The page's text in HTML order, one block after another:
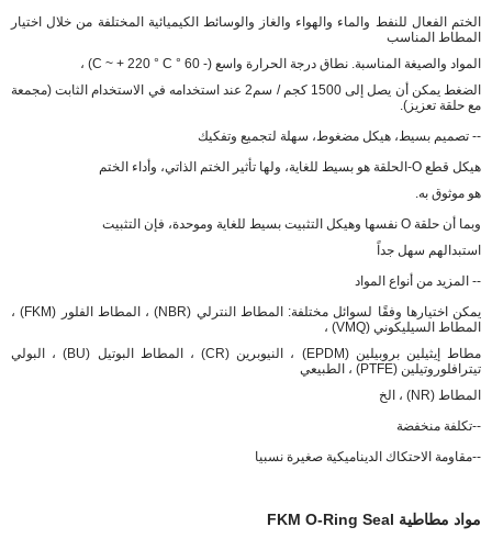
الختم الفعال للنفط والماء والهواء والغاز والوسائط الكيميائية المختلفة من خلال اختيار
المطاط المناسب
المواد والصيغة المناسبة. نطاق درجة الحرارة واسع (- 60 ° C ~ + 220 ° C) ،
الضغط يمكن أن يصل إلى 1500 كجم / سم2 عند استخدامه في الاستخدام الثابت (مجمعة
مع حلقة تعزيز).
-- تصميم بسيط، هيكل مضغوط، سهلة لتجميع وتفكيك
هيكل قطع O-الحلقة هو بسيط للغاية، ولها تأثير الختم الذاتي، وأداء الختم
هو موثوق به.
وبما أن حلقة O نفسها وهيكل التثبيت بسيط للغاية وموحدة، فإن التثبيت
استبدالهم سهل جداً
-- المزيد من أنواع المواد
يمكن اختيارها وفقًا لسوائل مختلفة: المطاط النترلي (NBR) ، المطاط الفلور (FKM) ،
المطاط السيليكوني (VMQ) ،
مطاط إيثيلين بروبيلين (EPDM) ، النيوبرين (CR) ، المطاط البوتيل (BU) ، البولي
تيترافلوروتيلين (PTFE) ، الطبيعي
المطاط (NR) ، الخ
--تكلفة منخفضة
--مقاومة الاحتكاك الديناميكية صغيرة نسبيا
مواد مطاطية FKM O-Ring Seal